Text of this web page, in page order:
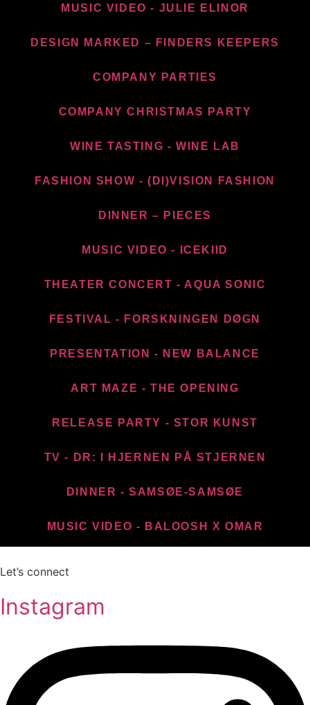
MUSIC VIDEO - JULIE ELINOR
DESIGN MARKED – FINDERS KEEPERS
COMPANY PARTIES
COMPANY CHRISTMAS PARTY
WINE TASTING - WINE LAB
FASHION SHOW - (DI)VISION FASHION
DINNER – PIECES
MUSIC VIDEO - ICEKIID
THEATER CONCERT - AQUA SONIC
FESTIVAL - FORSKNINGEN DØGN
PRESENTATION - NEW BALANCE​
ART MAZE - THE OPENING
RELEASE PARTY - STOR KUNST
TV - DR: I HJERNEN PÅ STJERNEN
DINNER - SAMSØE-SAMSØE
MUSIC VIDEO - BALOOSH X OMAR
Let’s connect
Instagram